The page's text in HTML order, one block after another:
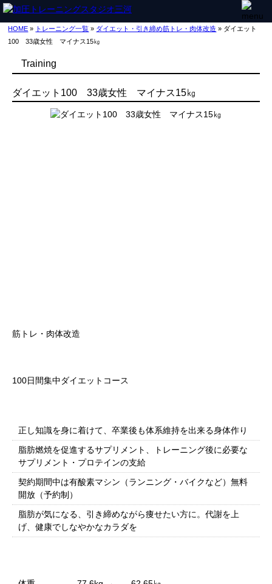
HOME » トレーニング一覧 » ダイエット・引き締め筋トレ・肉体改造 » ダイエット
100 33歳女性 マイナス15㎏
Training
ダイエット100 33歳女性 マイナス15㎏
筋トレ・肉体改造
100日間集中ダイエットコース
正し知識を身に着けて、卒業後も体系維持を出来る身体作り
脂肪燃焼を促進するサプリメント、トレーニング後に必要な
サプリメント・プロテインの支給
契約期間中は有酸素マシン（ランニング・バイクなど）無料
開放（予約制）
脂肪が気になる、引き締めながら痩せたい方に。代謝を上
げ、健康でしなやかなカラダを